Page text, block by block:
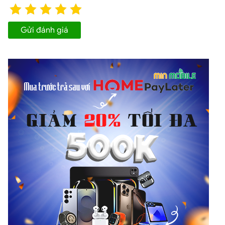
Apple iPhone 16 Hàn Quốc 256GB bứt phá với chip Apple A18 Bionic
GPU 5 lõi và Neural Engine 16 lõi cũng được cải tiến toàn
diện, đặc biệt trong việc xử lý đồ họa và các tác vụ AI
phức tạp. Theo cảm nhận của mình, hiệu năng của CPU
nhanh hơn 30%, GPU nhanh hơn đến 40% so với iPhone
15. Khi so sánh với iPhone 14, tốc độ tổng thể của iPhone
16 thậm chí tăng đến 50%, mang lại cảm giác mượt mà,
nhanh nhạy trong từng thao tác.
Gửi đánh giá